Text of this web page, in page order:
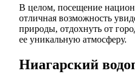
В целом, посещение
отличная возможность
природы, отдохнуть от
ее уникальную атмосферу.
Ниагарский